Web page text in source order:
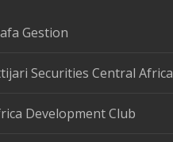
Gestion
Securities Central Africa
Development Club